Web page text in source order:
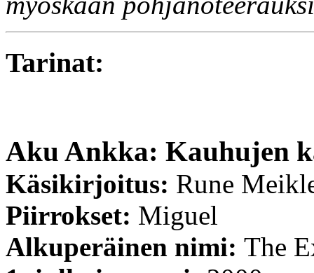
Tarinat:
Aku Ankka: Kauhujen
Käsikirjoitus: Rune
Piirrokset: Miguel
Alkuperäinen nimi: The